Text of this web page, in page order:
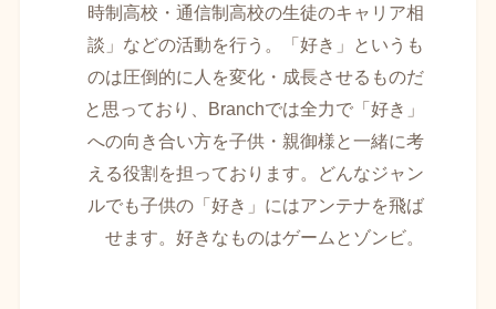
時制高校・通信制高校の生徒のキャリア相
談」などの活動を行う。「好き」というも
のは圧倒的に人を変化・成長させるものだ
と思っており、Branchでは全力で「好き」
への向き合い方を子供・親御様と一緒に考
える役割を担っております。どんなジャン
ルでも子供の「好き」にはアンテナを飛ば
せます。好きなものはゲームとゾンビ。